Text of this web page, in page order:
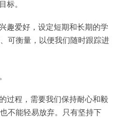
标。
趣爱好，设定短期和长期的学
可衡量，以便我们随时跟踪进
过程，需要我们保持耐心和毅
不能轻易放弃。只有坚持下